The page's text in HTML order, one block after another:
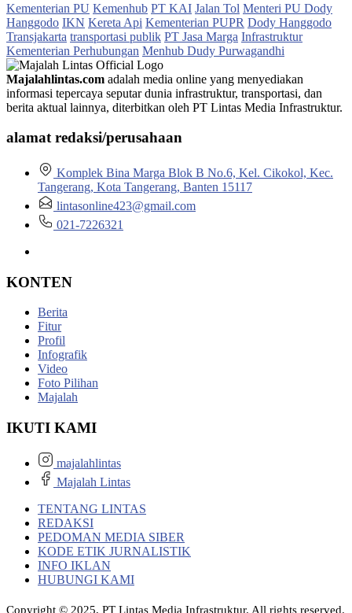
Kementerian PU Kemenhub PT KAI Jalan Tol Menteri PU Dody
Hanggodo IKN Kereta Api Kementerian PUPR Dody Hanggodo
Transjakarta transportasi publik PT Jasa Marga Infrastruktur
Kementerian Perhubungan Menhub Dudy Purwagandhi
Majalahlintas.com adalah media online yang menyediakan
informasi tepercaya seputar dunia infrastruktur, transportasi, dan
berita aktual lainnya, diterbitkan oleh PT Lintas Media Infrastruktur.
alamat redaksi/perusahaan
Komplek Bina Marga Blok B No.6, Kel. Cikokol, Kec.
Tangerang, Kota Tangerang, Banten 15117
lintasonline423@gmail.com
021-7226321
KONTEN
Berita
Fitur
Profil
Infografik
Video
Foto Pilihan
Majalah
IKUTI KAMI
majalahlintas
Majalah Lintas
TENTANG LINTAS
REDAKSI
PEDOMAN MEDIA SIBER
KODE ETIK JURNALISTIK
INFO IKLAN
HUBUNGI KAMI
Copyright © 2025, PT Lintas Media Infrastruktur. All rights reserved.